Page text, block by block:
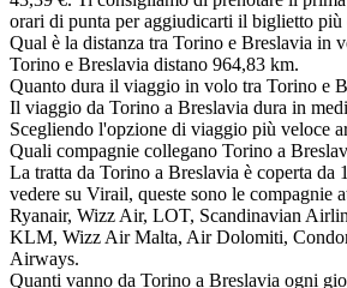
orari di punta per aggiudicarti il biglietto più
Qual è la distanza tra Torino e Breslavia in
Torino e Breslavia distano 964,83 km.
Quanto dura il viaggio in volo tra Torino e
Il viaggio da Torino a Breslavia dura in
Scegliendo l'opzione di viaggio più veloce
Quali compagnie collegano Torino a
La tratta da Torino a Breslavia è coperta da
vedere su Virail, queste sono le compagnie
Ryanair, Wizz Air, LOT, Scandinavian
KLM, Wizz Air Malta, Air Dolomiti,
Airways.
Quanti vanno da Torino a Breslavia ogni